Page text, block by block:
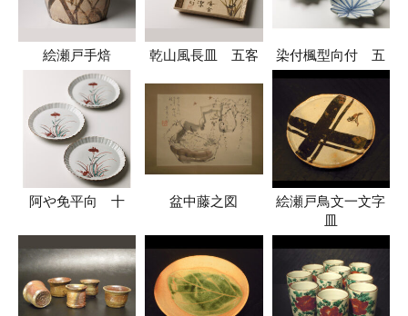
絵瀬戸手焙 乾山風長皿 五客 染付楓型向付 五
阿や免平向 十 盆中藤之図
絵瀬戸鳥文一文字
皿